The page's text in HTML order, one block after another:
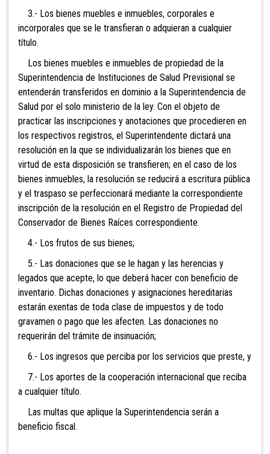
3.- Los bienes muebles e inmuebles, corporales e
incorporales que se le transfieran o adquieran a cualquier
título.
Los bienes muebles e inmuebles de propiedad de la
Superintendencia de Instituciones de Salud Previsional se
entenderán transferidos en dominio a la Superintendencia de
Salud por el solo ministerio de la ley. Con el objeto de
practicar las inscripciones y anotaciones que procedieren en
los respectivos registros, el Superintendente dictará una
resolución en la que se individualizarán los bienes que en
virtud de esta disposición se transfieren; en el caso de los
bienes inmuebles, la resolución se reducirá a escritura pública
y el traspaso se perfeccionará mediante la correspondiente
inscripción de la resolución en el Registro de Propiedad del
Conservador de Bienes Raíces correspondiente.
4.- Los frutos de sus bienes;
5.- Las donaciones que se le hagan y las herencias y
legados que acepte, lo que deberá hacer con beneficio de
inventario. Dichas donaciones y asignaciones hereditarias
estarán exentas de toda clase de impuestos y de todo
gravamen o pago que les afecten. Las donaciones no
requerirán del trámite de insinuación;
6.- Los ingresos que perciba por los servicios que preste, y
7.- Los aportes de la cooperación internacional que reciba
a cualquier título.
Las multas que aplique la Superintendencia serán a
beneficio fiscal.